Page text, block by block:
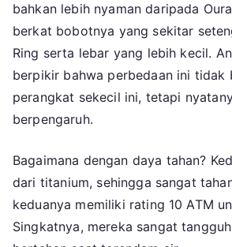
bahkan lebih nyaman daripada
berkat bobotnya yang sekitar
Ring serta lebar yang lebih kecil.
berpikir bahwa perbedaan ini tidak
perangkat sekecil ini, tetapi
berpengaruh.
Bagaimana dengan daya tahan?
dari titanium, sehingga sangat
keduanya memiliki rating 10 ATM
Singkatnya, mereka sangat